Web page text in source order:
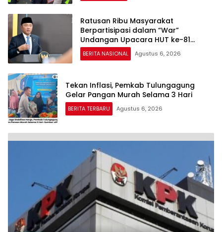
Ratusan Ribu Masyarakat
Berpartisipasi dalam “War”
Undangan Upacara HUT ke-81
Kemerdekaan RI
BERITA NASIONAL Agustus 6, 2026
Tekan Inflasi, Pemkab Tulungagung
Gelar Pangan Murah Selama 3 Hari
BERITA TERBARU Agustus 6, 2026